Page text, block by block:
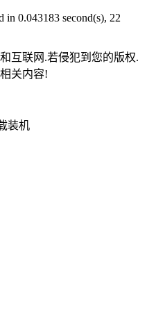
in 0.043183 second(s), 22
互联网.若侵犯到您的版权.
关内容!
装机